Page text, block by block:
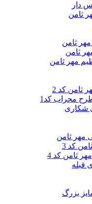
دار
ثامن
ثامن
ثامن
مهر ثامن
ثامن کد 2
محراب کد1
شکاری
مهر ثامن
کد 3
ثامن کد 4
قبله
بزرگ